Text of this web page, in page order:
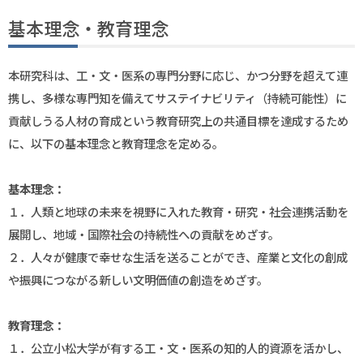
基本理念・教育理念
本研究科は、工・文・医系の専門分野に応じ、かつ分野を超えて連
携し、多様な専門知を備えてサステイナビリティ（持続可能性）に
貢献しうる人材の育成という教育研究上の共通目標を達成するため
に、以下の基本理念と教育理念を定める。
基本理念：
１．人類と地球の未来を視野に入れた教育・研究・社会連携活動を
展開し、地域・国際社会の持続性への貢献をめざす。
２．人々が健康で幸せな生活を送ることができ、産業と文化の創成
や振興につながる新しい文明価値の創造をめざす。
教育理念：
１．公立小松大学が有する工・文・医系の知的人的資源を活かし、